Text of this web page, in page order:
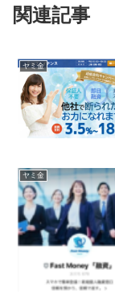
関連記事
ヤミ金
ヤミ金